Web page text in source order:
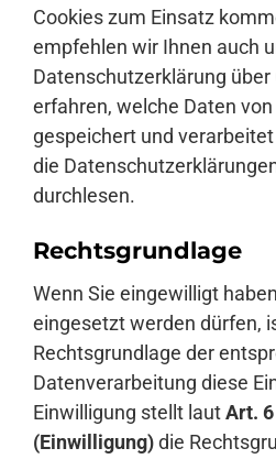
Cookies zum Einsatz
empfehlen wir Ihnen auch
Datenschutzerklärung über
erfahren, welche Daten
gespeichert und
die
durchlesen.
Rechtsgrundlage
Wenn Sie eingewilligt
eingesetzt werden dürfen,
Rechtsgrundlage der
Datenverarbeitung diese
Einwilligung stellt lautArt. 6
(Einwilligung)die